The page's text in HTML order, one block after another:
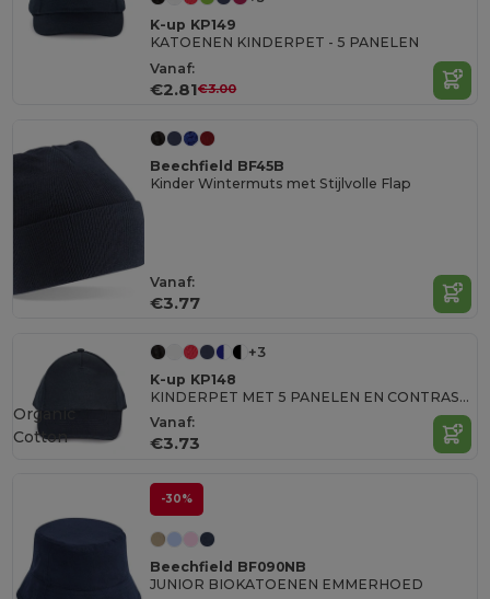
K-up KP149
KATOENEN KINDERPET - 5 PANELEN
Vanaf:
€2.81€3.00
Beechfield BF45B
Kinder Wintermuts met Stijlvolle Flap
Vanaf:
€3.77
+3
K-up KP148
KINDERPET MET 5 PANELEN EN CONTRASTERENDE BIES
Vanaf:
€3.73
Organic
Cotton
-30%
Beechfield BF090NB
JUNIOR BIOKATOENEN EMMERHOED